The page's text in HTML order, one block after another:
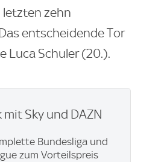
letzten zehn
entscheidende Tor
Luca Schuler (20.).
Sky und DAZN
Bundesliga und
zum Vorteilspreis